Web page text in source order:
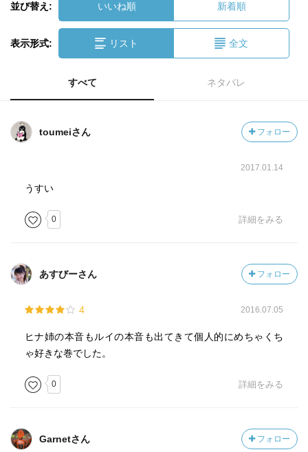
並び替え: いいね順 新着順
表示形式: リスト 全文
すべて ネタバレ
toumeiさん フォロー
2017.01.14
うすい
0 詳細をみる
あすびーさん フォロー
4 2016.07.05
ヒナ姉の本音もルイの本音も出てきて個人的にめちゃくち
ゃ好きな巻でした。
0 詳細をみる
Garnetさん フォロー